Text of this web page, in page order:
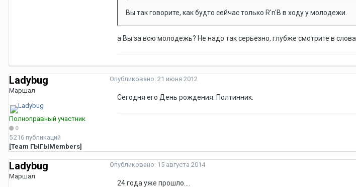
Вы так говорите, как будто сейчас только R'n'B в ходу у молодежи.
а Вы за всю молодежь? Не надо так серьезно, глубже смотрите в слова
Ladybug
Маршал
Полноправный участник
0
5 216 публикаций
[Team ГЫГЫMembers]
Опубликовано: 21 июня 2012
Сегодня его День рождения. Полтинник.
Ladybug
Маршал
Опубликовано: 15 августа 2014
24 года уже прошло....